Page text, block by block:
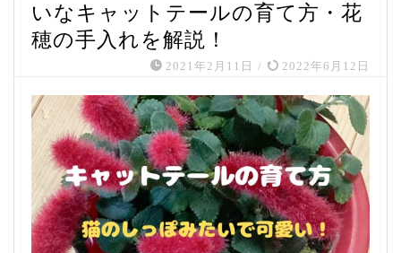
いなキャットテールの育て方・花
穂の手入れを解説！
2021年2月11日 / 2022年6月12日